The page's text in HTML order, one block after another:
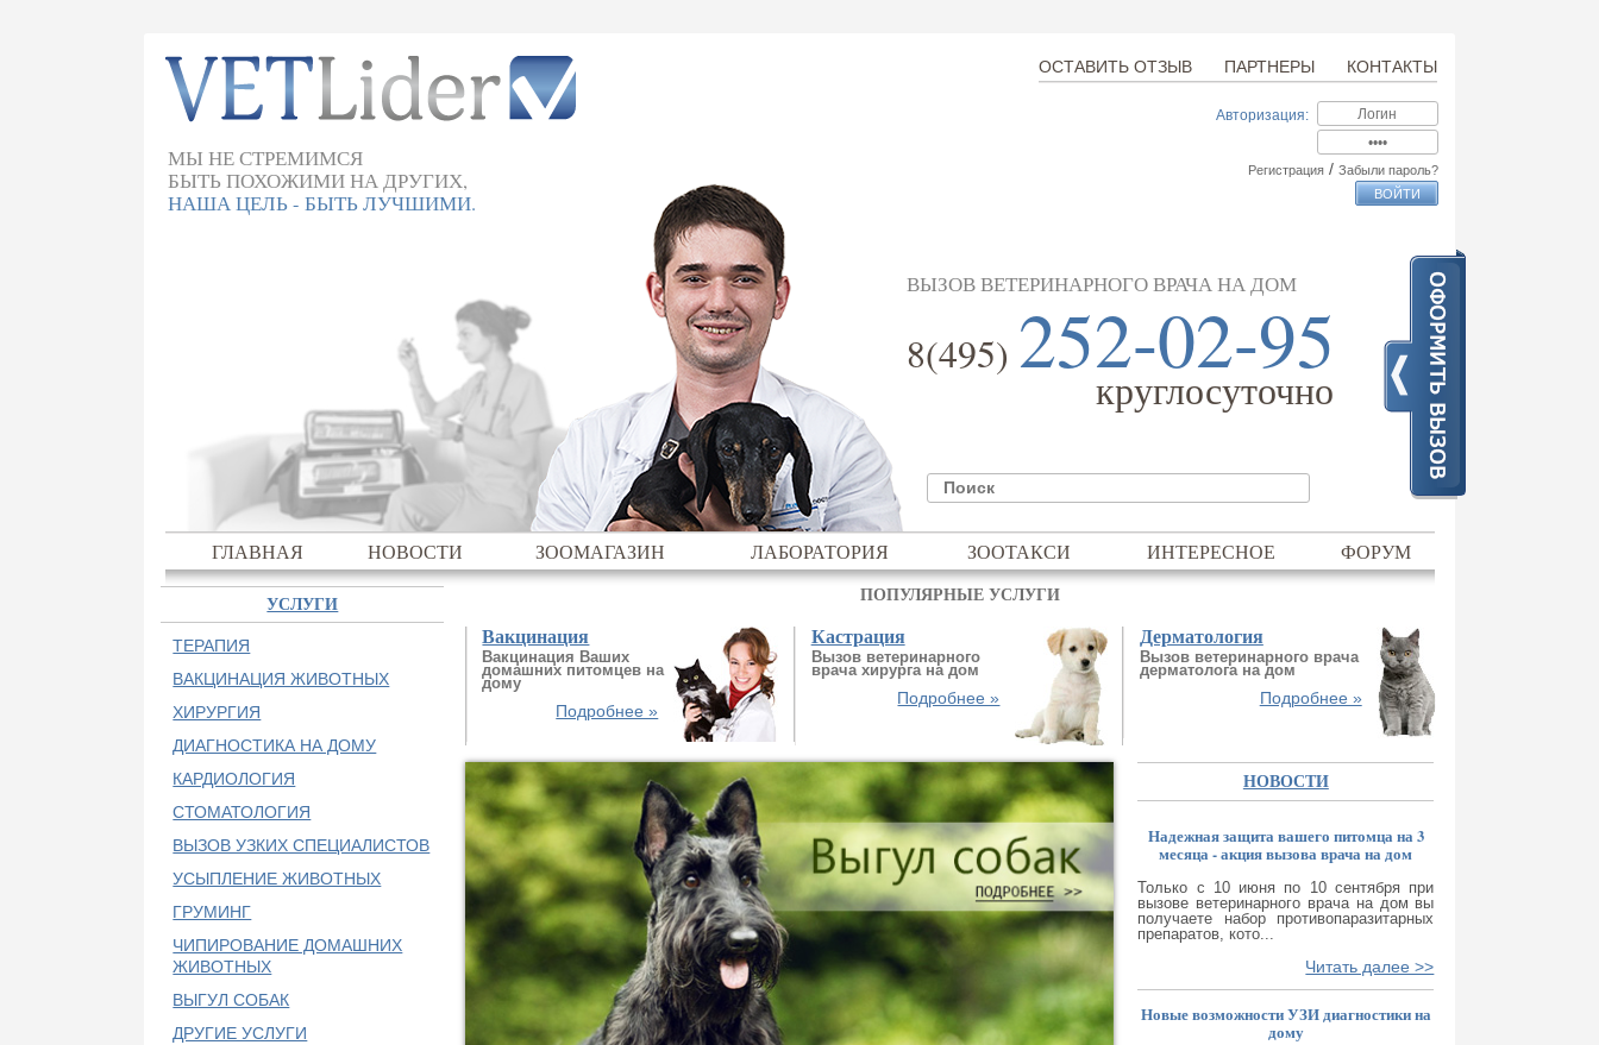
КОНТАКТЫ
ПАРТНЕРЫ
ОСТАВИТЬ ОТЗЫВ
Авторизация:
Регистрация / Забыли пароль?
ВЫЗОВ ВЕТЕРИНАРНОГО ВРАЧА НА ДОМ
8(495) 252-02-95
круглосуточно
МЫ НЕ СТРЕМИМСЯ
БЫТЬ ПОХОЖИМИ НА ДРУГИХ,
НАША ЦЕЛЬ - БЫТЬ ЛУЧШИМИ.
ГЛАВНАЯ НОВОСТИ ЗООМАГАЗИН ЛАБОРАТОРИЯ ЗООТАКСИ ИНТЕРЕСНОЕ ФОРУМ
ПОПУЛЯРНЫЕ УСЛУГИ
Вакцинация
Вакцинация Ваших
домашних питомцев на
дому
Подробнее »
Кастрация
Вызов ветеринарного
врача хирурга на дом
Подробнее »
Дерматология
Вызов ветеринарного врача
дерматолога на дом
Подробнее »
УСЛУГИ
ТЕРАПИЯ
ВАКЦИНАЦИЯ ЖИВОТНЫХ
ХИРУРГИЯ
ДИАГНОСТИКА НА ДОМУ
КАРДИОЛОГИЯ
СТОМАТОЛОГИЯ
ВЫЗОВ УЗКИХ СПЕЦИАЛИСТОВ
УСЫПЛЕНИЕ ЖИВОТНЫХ
ГРУМИНГ
ЧИПИРОВАНИЕ ДОМАШНИХ
ЖИВОТНЫХ
ВЫГУЛ СОБАК
ДРУГИЕ УСЛУГИ
НОВОСТИ
Надежная защита вашего питомца на 3
месяца - акция вызова врача на дом
Только с 10 июня по 10 сентября при
вызове ветеринарного врача на дом вы
получаете набор противопаразитарных
препаратов, кото...
Читать далее >>
Новые возможности УЗИ диагностики на
дому